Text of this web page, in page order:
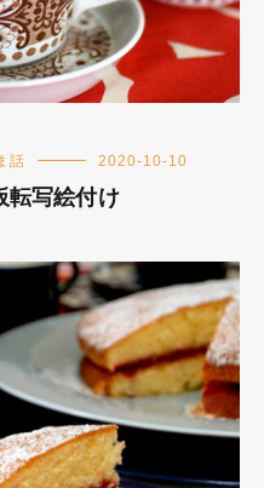
話 2020-10-10
転写絵付け